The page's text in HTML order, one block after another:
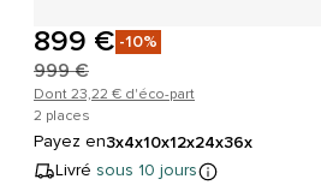
899 € -10%
999 €
Dont 23,22 € d'éco-part
2 places
Payez en3x4x10x12x24x36x
Livré sous 10 jours